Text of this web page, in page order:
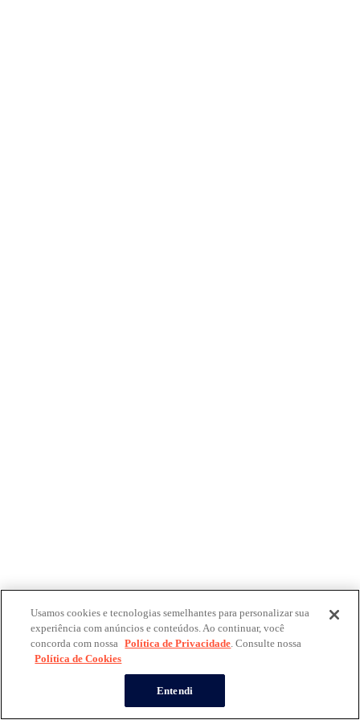
Usamos cookies e tecnologias semelhantes para personalizar sua
experiência com anúncios e conteúdos. Ao continuar, você
concorda com nossa Política de Privacidade. Consulte nossa
Política de Cookies
Entendi